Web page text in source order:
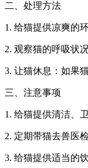
二、处理方法
1. 给猫提供凉爽的
2. 观察猫的呼吸状
3. 让猫休息：如果
三、注意事项
1. 给猫提供清洁、
2. 定期带猫去兽医
3. 给猫提供适当的